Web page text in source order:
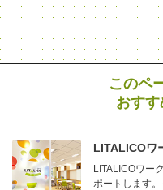
このペ
おす
LITALICOワ
LITALICOワー
ポートします